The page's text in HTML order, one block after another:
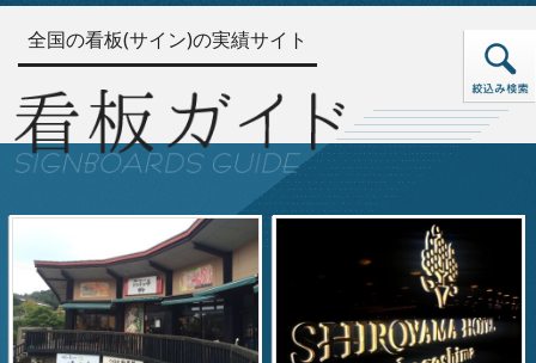
全国の看板(サイン)の実績サイト